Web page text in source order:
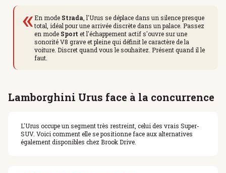
«En mode Strada, l'Urus se déplace dans un silence presque
total, idéal pour une arrivée discrète dans un palace. Passez
en mode Sport et l'échappement actif s'ouvre sur une
sonorité V8 grave et pleine qui définit le caractère de la
voiture. Discret quand vous le souhaitez. Présent quand il le
faut.
Lamborghini Urus face à la concurrence
L'Urus occupe un segment très restreint, celui des vrais Super-
SUV. Voici comment elle se positionne face aux alternatives
également disponibles chez Brook Drive.